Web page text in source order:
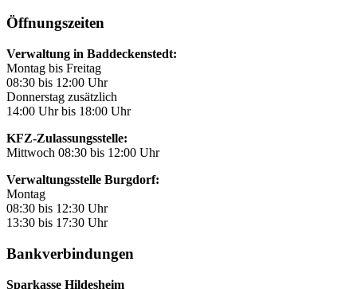
Öffnungszeiten
Verwaltung in Baddeckenstedt:
Montag bis Freitag
08:30 bis 12:00 Uhr
Donnerstag zusätzlich
14:00 Uhr bis 18:00 Uhr
KFZ-Zulassungsstelle:
Mittwoch 08:30 bis 12:00 Uhr
Verwaltungsstelle Burgdorf:
Montag
08:30 bis 12:30 Uhr
13:30 bis 17:30 Uhr
Bankverbindungen
Sparkasse Hildesheim